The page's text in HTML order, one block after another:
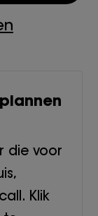
die voor
Klik